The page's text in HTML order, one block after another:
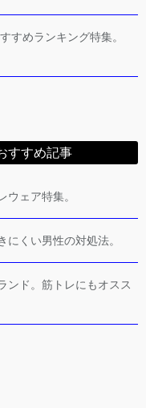
すめランキング特集。
すすめ記事
ウェア特集。
くい男性の対処法。
ンド。筋トレにもオスス